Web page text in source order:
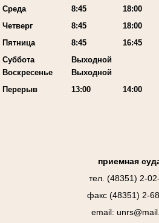
Среда
8:45
18:00
Четверг
8:45
18:00
Пятница
8:45
16:45
Суббота
Воскресенье
Выходной
Выходной
Перерыв
13:00 14:00
приемная
тел. (48351) 2-
факс (48351) 2-
email: